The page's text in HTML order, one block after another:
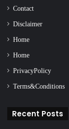
Contact
Disclaimer
Home
Home
Privacy Policy
Terms & Conditions
Recent Posts